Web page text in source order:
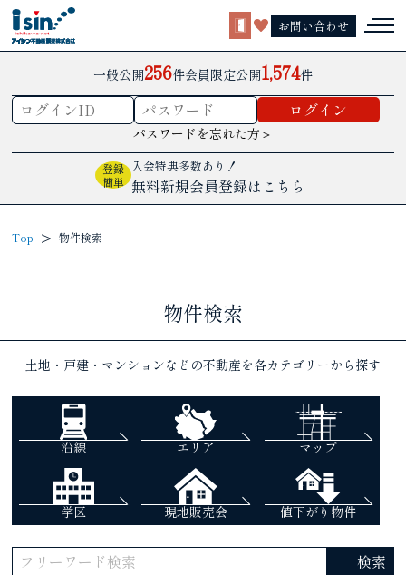
お問い合わせ
一般公開256件会員限定公開1,574件
パスワードを忘れた方＞
登録
簡単
入会特典多数あり！
無料新規会員登録はこちら
Top 物件検索
物件検索
土地・戸建・マンションなどの不動産を各カテゴリーから探す
沿線 エリア マップ
学区 現地販売会 値下がり物件